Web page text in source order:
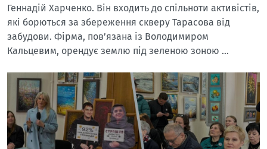
Геннадій Харченко. Він входить до спільноти активістів,
які борються за збереження скверу Тарасова від
забудови. Фірма, пов’язана із Володимиром
Кальцевим, орендує землю під зеленою зоною …